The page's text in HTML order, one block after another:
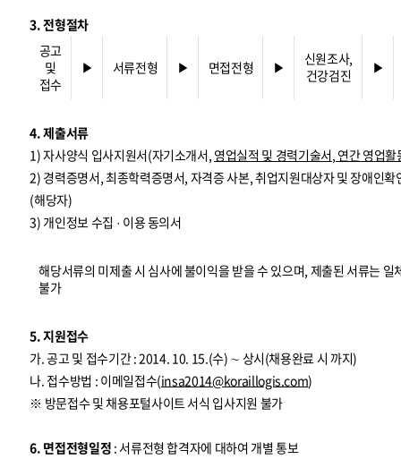
3. 전형절차
공고
및
접수
▶ 서류전형 ▶ 면접전형 ▶
신원조사,
건강검진
▶
4. 제출서류
1) 자사양식 입사지원서(자기소개서, 영업실적 및 경력기술서, 연간 영업활
2) 경력증명서, 최종학력증명서, 자격증 사본, 취업지원대상자 및 장애인확
(해당자)
3) 개인정보 수집 · 이용 동의서
해당서류의 미제출 시 심사에 불이익을 받을 수 있으며, 제출된 서류는 일
불가
5. 지원접수
가. 공고 및 접수기간 : 2014. 10. 15.(수) ∼ 상시(채용완료 시 까지)
나. 접수방법 : 이메일접수(insa2014@koraillogis.com)
※ 방문접수 및 채용포털사이트 서식 입사지원 불가
6. 면접전형일정 : 서류전형 합격자에 대하여 개별 통보